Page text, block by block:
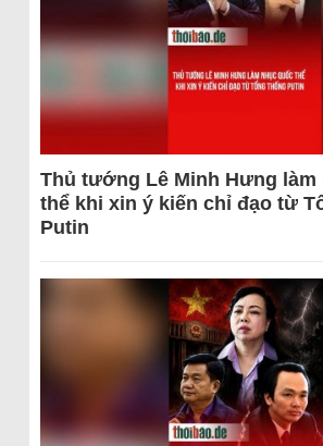
Thủ tướng Lê Minh Hưng làm
thể khi xin ý kiến chỉ đạo từ
Putin